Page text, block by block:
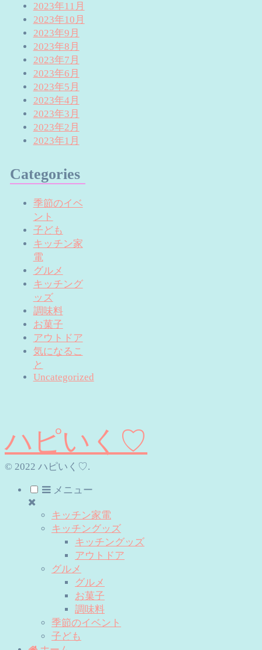
2023年11月
2023年10月
2023年9月
2023年8月
2023年7月
2023年6月
2023年5月
2023年4月
2023年3月
2023年2月
2023年1月
Categories
季節のイベ
ント
子ども
キッチン家
電
グルメ
キッチング
ッズ
調味料
お菓子
アウトドア
気になるこ
と
Uncategorized
ハピいく♡
© 2022 ハピいく♡.
メニュー
キッチン家電
キッチングッズ
キッチングッズ
アウトドア
グルメ
グルメ
お菓子
調味料
季節のイベント
子ども